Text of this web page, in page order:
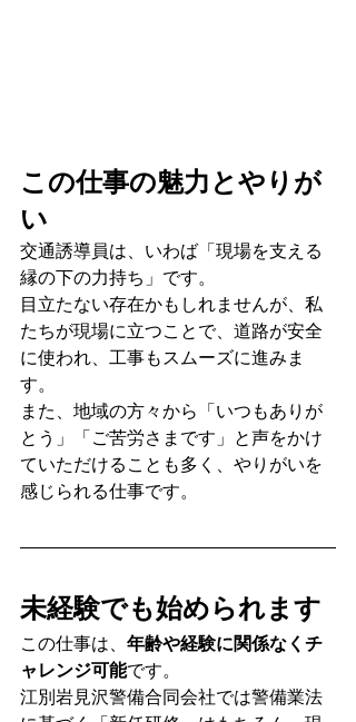
この仕事の魅力とやりが
い
交通誘導員は、いわば「現場を支える
縁の下の力持ち」です。
目立たない存在かもしれませんが、私
たちが現場に立つことで、道路が安全
に使われ、工事もスムーズに進みま
す。
また、地域の方々から「いつもありが
とう」「ご苦労さまです」と声をかけ
ていただけることも多く、やりがいを
感じられる仕事です。
未経験でも始められます
この仕事は、 年齢や経験に関係なくチ
ャレンジ可能です。
江別岩見沢警備合同会社では警備業法